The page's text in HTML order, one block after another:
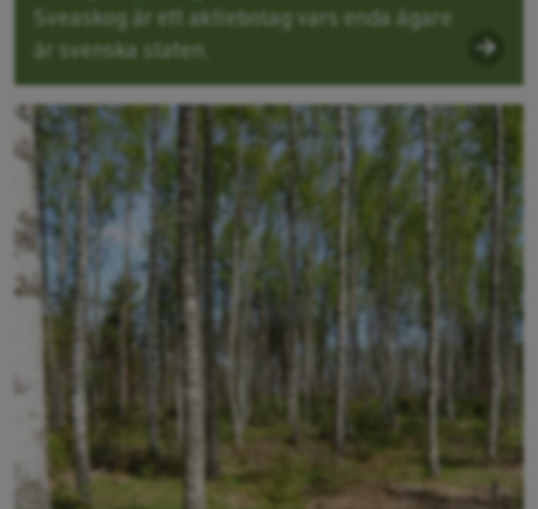
Sveaskog är ett aktiebolag vars enda ägare
är svenska staten.